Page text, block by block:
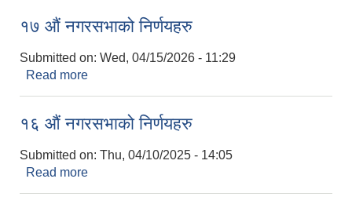
१७ औं नगरसभाको निर्णयहरु
Submitted on: Wed, 04/15/2026 - 11:29
Read more
१६ औं नगरसभाको निर्णयहरु
Submitted on: Thu, 04/10/2025 - 14:05
Read more